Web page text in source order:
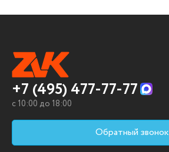
+7 (495) 477-77-77
c 10:00 до 18:00
Обратный звонок